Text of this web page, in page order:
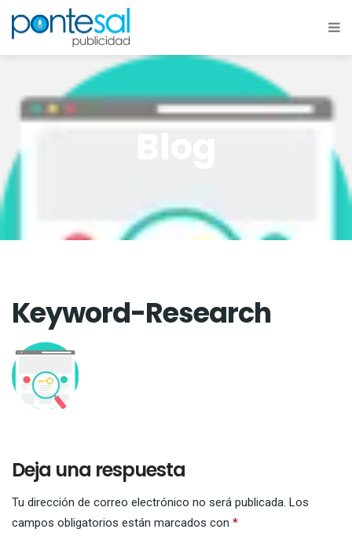
Keyword-Research
Deja una respuesta
Tu dirección de correo electrónico no será publicada. Los
campos obligatorios están marcados con *